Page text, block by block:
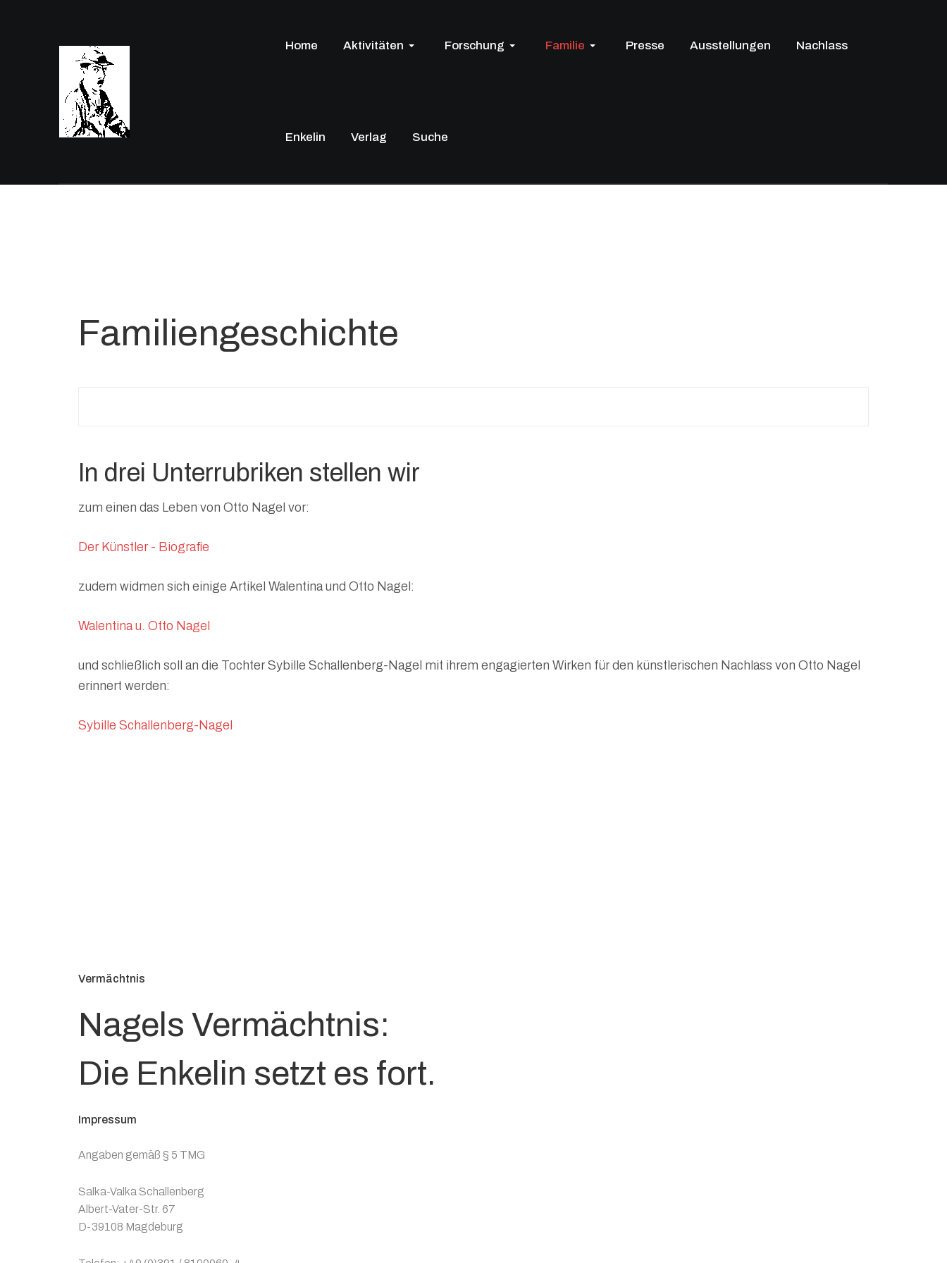
Home Aktivitäten Forschung Familie Presse Ausstellungen Nachlass
Enkelin Verlag Suche
Familiengeschichte
In drei Unterrubriken stellen wir
zum einen das Leben von Otto Nagel vor:
Der Künstler - Biografie
zudem widmen sich einige Artikel Walentina und Otto Nagel:
Walentina u. Otto Nagel
und schließlich soll an die Tochter Sybille Schallenberg-Nagel mit ihrem engagierten Wirken für den künstlerischen Nachlass von Otto Nagel
erinnert werden:
Sybille Schallenberg-Nagel
Vermächtnis
Nagels Vermächtnis:
Die Enkelin setzt es fort.
Impressum
Angaben gemäß § 5 TMG
Salka-Valka Schallenberg
Albert-Vater-Str. 67
D-39108 Magdeburg